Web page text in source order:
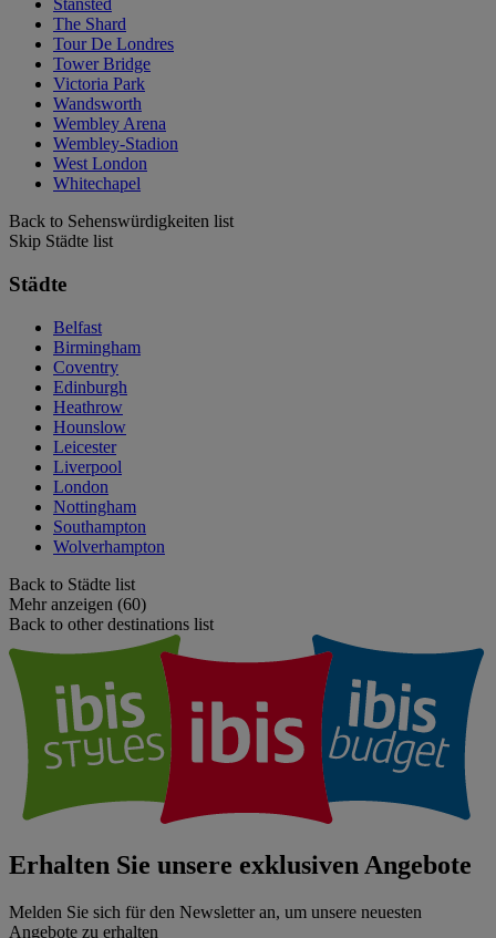
Stansted
The Shard
Tour De Londres
Tower Bridge
Victoria Park
Wandsworth
Wembley Arena
Wembley-Stadion
West London
Whitechapel
Back to Sehenswürdigkeiten list
Skip Städte list
Städte
Belfast
Birmingham
Coventry
Edinburgh
Heathrow
Hounslow
Leicester
Liverpool
London
Nottingham
Southampton
Wolverhampton
Back to Städte list
Mehr anzeigen (60)
Back to other destinations list
Erhalten Sie unsere exklusiven Angebote
Melden Sie sich für den Newsletter an, um unsere neuesten
Angebote zu erhalten